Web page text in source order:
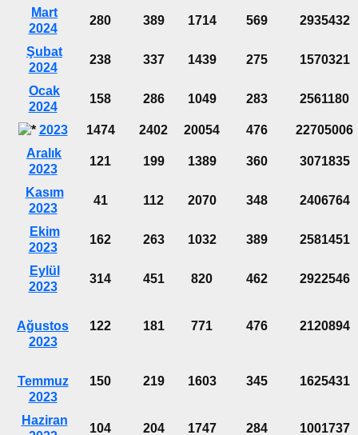
Mart
2024
280 389 1714 569 2935432
Şubat
2024
238 337 1439 275 1570321
Ocak
2024
158 286 1049 283 2561180
2023 1474 2402 20054 476
22705006
Aralık
2023
121 199 1389 360 3071835
Kasım
2023
41 112 2070 348 2406764
Ekim
2023
162 263 1032 389 2581451
Eylül
2023
314 451 820 462 2922546
Ağustos
2023
122 181 771 476 2120894
Temmuz
2023
150 219 1603 345 1625431
Haziran
104 204 1747 284 1001737